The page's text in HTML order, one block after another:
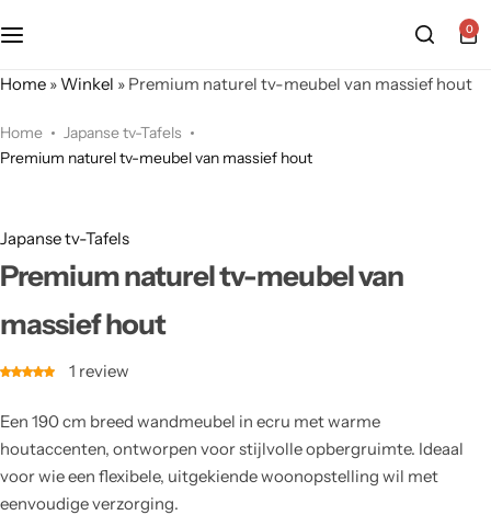
0
Home »Winkel » Premium naturel tv-meubel van massief hout
Home
Japanse tv-Tafels
Premium naturel tv-meubel van massief hout
Japanse tv-Tafels
Premium naturel tv-meubel van
massief hout
1 review
Een 190 cm breed wandmeubel in ecru met warme
houtaccenten, ontworpen voor stijlvolle opbergruimte. Ideaal
voor wie een flexibele, uitgekiende woonopstelling wil met
eenvoudige verzorging.